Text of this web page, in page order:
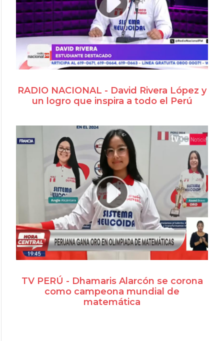
RADIO NACIONAL - David Rivera López y
un logro que inspira a todo el Perú
TV PERÚ - Dhamaris Alarcón se corona
como campeona mundial de
matemática